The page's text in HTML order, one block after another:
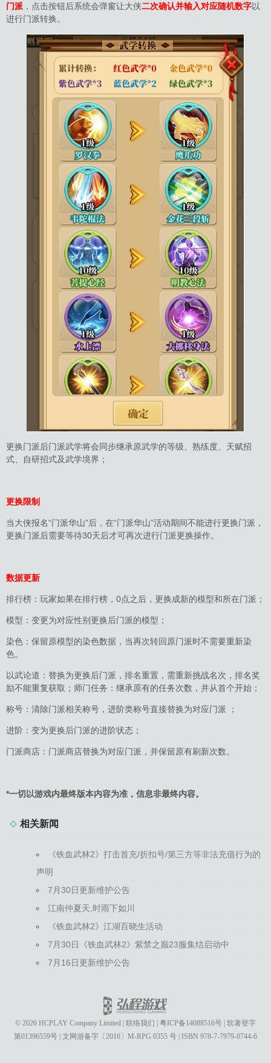
门派 ，点击按钮后系统会弹窗让大侠二次确认并输入对应随机数字以
进行门派转换。
更换门派后门派武学将会同步继承原武学的等级、熟练度、天赋招
式、自研招式及武学境界；
更换限制
当大侠报名“门派华山”后，在“门派华山”活动期间不能进行更换门派，
更换门派后需要等待30天后才可再次进行门派更换操作。
数据更新
排行榜：玩家如果在排行榜，0点之后，更换成新的模型和所在门派；
模型：变更为对应性别更换后门派的模型；
染色：保留原模型的染色数据，当再次转回原门派时不需要重新染
色。
以武论道：替换为更换后门派，排名重置，需重新挑战名次，排名奖
励不能重复获取；师门任务：继承原有的任务次数，并从首个开始；
称号：清除门派相关称号，进阶类称号直接替换为对应门派 ；
进阶：变为更换后门派的进阶状态；
门派商店：门派商店替换为对应门派，并保留原有刷新次数。
*一切以游戏内最终版本内容为准，信息非最终内容。
相关新闻
《铁血武林2》打击首充/折扣号/第三方等非法充值行为的
声明
7月30日更新维护公告
江南仲夏天,时雨下如川
《铁血武林2》江湖百晓生活动
7月30日《铁血武林2》紫禁之巅23服集结启动中
7月16日更新维护公告
© 2026 HCPLAY Company Limited 联络我们 粤ICP备14088516号 软著登字
第01396559号 文网游备字〔2016〕M-RPG 0355 号 ISBN 978-7-7979-0744-6